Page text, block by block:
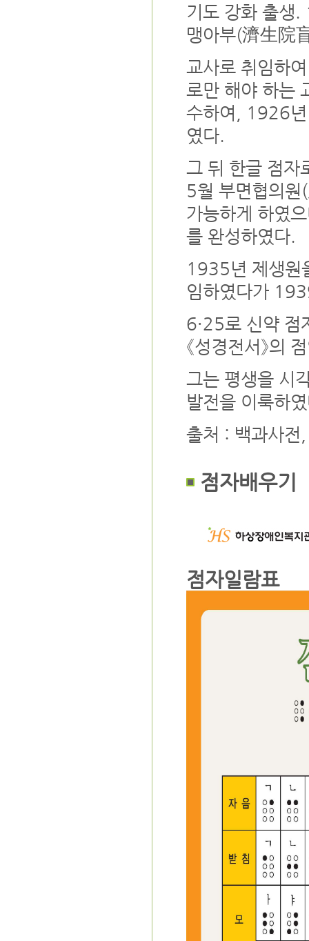
기도 강화 출생
맹아부(濟生院
교사로 취임하
로만 해야 하는
수하여, 1926년
였다.
그 뒤 한글 점자
5월 부면협의
가능하게 하였
를 완성하였다.
1935년 제생원
임하였다가
6·25로 신약 점
《성경전서》의
그는 평생을 시
발전을 이룩하
출처 : 백과사전
점자배우기
점자일람표